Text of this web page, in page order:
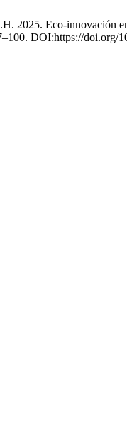
2025. Eco-innovación
DOI:https://doi.org/